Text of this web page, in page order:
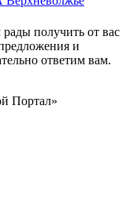
получить от вас
и
ответим вам.
Портал»